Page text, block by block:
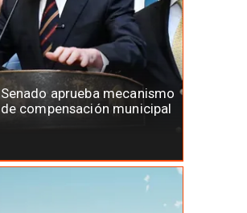
Senado aprueba mecanismo
de compensación municipal